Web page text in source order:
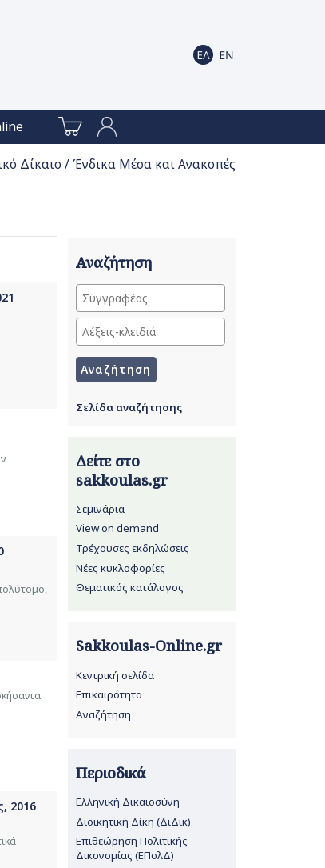
Δίκαιο / Ένδικα Μέσα και Ανακοπές
2016
Αναζήτηση
Σελίδα αναζήτησης
Δείτε στο
sakkoulas.gr
Σεμινάρια
View on demand
Τρέχουσες εκδηλώσεις
Νέες κυκλοφορίες
Θεματικός κατάλογος
Sakkoulas-Online.gr
Κεντρική σελίδα
Επικαιρότητα
Αναζήτηση
Περιοδικά
Ελληνική Δικαιοσύνη
Διοικητική Δίκη (ΔιΔικ)
Επιθεώρηση Πολιτικής
Δικονομίας (ΕΠολΔ)